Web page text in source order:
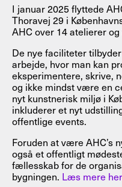
I januar 2025 flyttede
Thoravej 29 i
AHC over 14 atelierer
De nye faciliteter
arbejde, hvor man kan
eksperimentere, skrive,
og ikke mindst være en
nyt kunstnerisk miljø i
inkluderer et nyt
offentlige events.
Foruden at være AHC’s
også et offentligt
fællesskab for de
bygningen. Læs mere her